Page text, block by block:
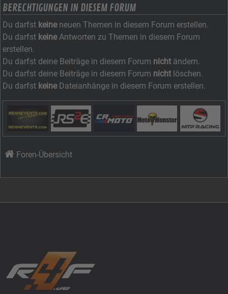
BERECHTIGUNGEN IN DIESEM FORUM
Du darfst keineneuen Themen in diesem Forum erstellen.
Du darfst keineAntworten zu Themen in diesem Forum
erstellen.
Du darfst deine Beiträge in diesem Forum nicht ändern.
Du darfst deine Beiträge in diesem Forum nicht löschen.
Du darfst keineDateianhänge in diesem Forum erstellen.
Foren-Übersicht